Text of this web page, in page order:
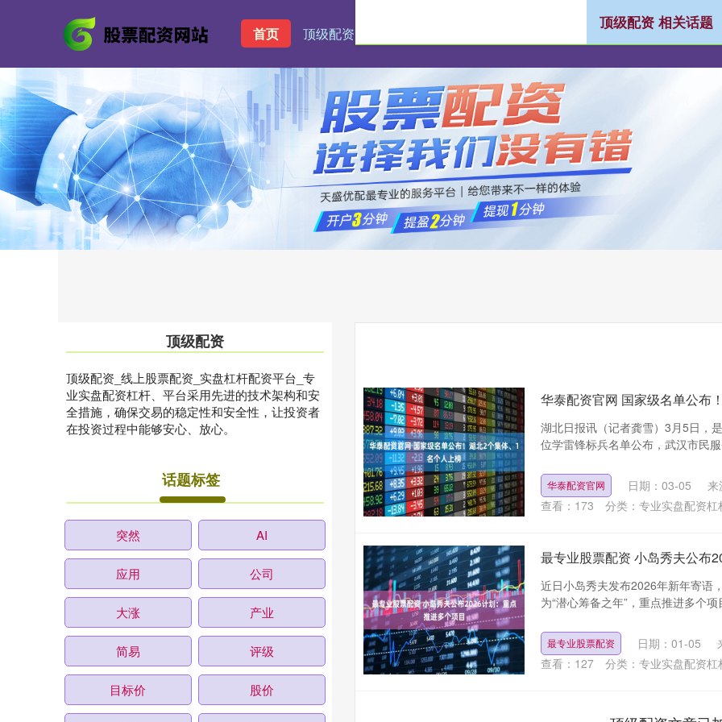
首页 顶级配资 专业实盘配资杠杆
顶级配资 相关话题
华泰配资官网 国家级名单公布
湖北日报讯（记者龚雪）3月5日，
位学雷锋标兵名单公布，武汉市民
华泰配资官网 日期：03-05
查看： 173 分类： 专业实盘配资杠
最专业股票配资 小岛秀夫公布
近日小岛秀夫发布2026年新年寄语
为“潜心筹备之年”，重点推进多个
最专业股票配资 日期：01-05
查看： 127 分类： 专业实盘配资杠
顶级配资
顶级配资_线上股票配资_实盘杠杆配资平台_专
业实盘配资杠杆、平台采用先进的技术架构和安
全措施，确保交易的稳定性和安全性，让投资者
在投资过程中能够安心、放心。
话题标签
突然 AI
应用 公司
大涨 产业
简易 评级
目标价 股价